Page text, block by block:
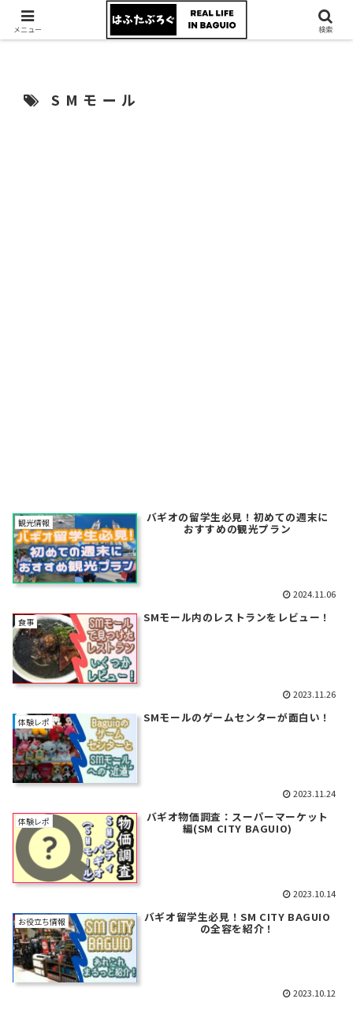
SMモール
観光情報 バギオの留学生必見！初めての週末に
おすすめの観光プラン
2024.11.06
食事 SMモール内のレストランをレビュー！
2023.11.26
体験レポ SMモールのゲームセンターが面白い！
2023.11.24
体験レポ バギオ物価調査：スーパーマーケット
編(SM CITY BAGUIO)
2023.10.14
お役立ち情報 バギオ留学生必見！SM CITY BAGUIO
の全容を紹介！
2023.10.12
メニュー 検索